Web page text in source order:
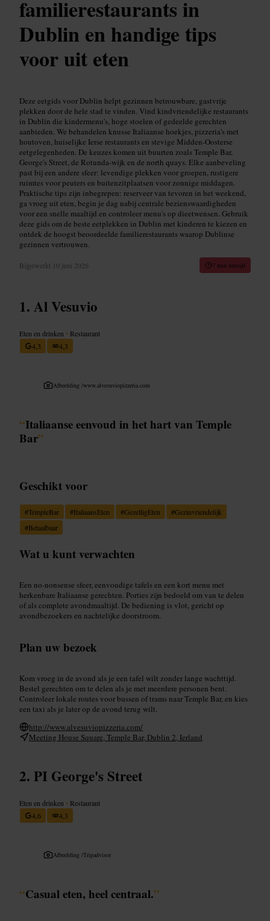
familierestaurants in
Dublin en handige tips
voor uit eten
Deze eetgids voor Dublin helpt gezinnen betrouwbare, gastvrije
plekken door de hele stad te vinden. Vind kindvriendelijke restaurants
in Dublin die kindermenu's, hoge stoelen of gedeelde gerechten
aanbieden. We behandelen knusse Italiaanse hoekjes, pizzeria's met
houtoven, huiselijke Ierse restaurants en stevige Midden-Oosterse
eetgelegenheden. De keuzes komen uit buurten zoals Temple Bar,
George's Street, de Rotunda-wijk en de north quays. Elke aanbeveling
past bij een andere sfeer: levendige plekken voor groepen, rustigere
ruimtes voor peuters en buitenzitplaatsen voor zonnige middagen.
Praktische tips zijn inbegrepen: reserveer van tevoren in het weekend,
ga vroeg uit eten, begin je dag nabij centrale bezienswaardigheden
voor een snelle maaltijd en controleer menu's op dieetwensen. Gebruik
deze gids om de beste eetplekken in Dublin met kinderen te kiezen en
ontdek de hoogst beoordeelde familierestaurants waarop Dublinse
gezinnen vertrouwen.
Bijgewerkt 10 juni 2026 7 min leestijd
Al Vesuvio
Eten en drinken • Restaurant
4,3
4,3
Afbeelding /www.alvesuviopizzeria.com
“Italiaanse eenvoud in het hart van Temple
Bar”
Geschikt voor
#TempleBar #ItaliaansEten #GezelligEten #Gezinvriendelijk
#Betaalbaar
Wat u kunt verwachten
Een no-nonsense sfeer, eenvoudige tafels en een kort menu met
herkenbare Italiaanse gerechten. Porties zijn bedoeld om van te delen
of als complete avondmaaltijd. De bediening is vlot, gericht op
avondbezoekers en nachtelijke doorstroom.
Plan uw bezoek
Kom vroeg in de avond als je een tafel wilt zonder lange wachttijd.
Bestel gerechten om te delen als je met meerdere personen bent.
Controleer lokale routes voor bussen of trams naar Temple Bar, en kies
een taxi als je later op de avond terug wilt.
http://www.alvesuviopizzeria.com/
Meeting House Square, Temple Bar, Dublin 2, Ierland
PI George's Street
Eten en drinken • Restaurant
4,6
4,3
Afbeelding /Tripadvisor
“Casual eten, heel centraal.”